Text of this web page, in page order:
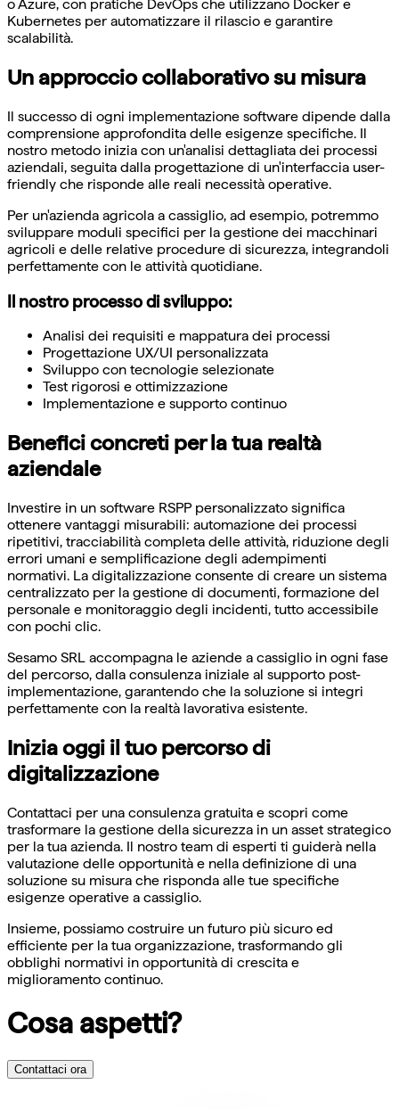
o Azure, con pratiche DevOps che utilizzano Docker e
Kubernetes per automatizzare il rilascio e garantire
scalabilità.
Un approccio collaborativo su misura
Il successo di ogni implementazione software dipende dalla
comprensione approfondita delle esigenze specifiche. Il
nostro metodo inizia con un'analisi dettagliata dei processi
aziendali, seguita dalla progettazione di un'interfaccia user-
friendly che risponde alle reali necessità operative.
Per un'azienda agricola a cassiglio, ad esempio, potremmo
sviluppare moduli specifici per la gestione dei macchinari
agricoli e delle relative procedure di sicurezza, integrandoli
perfettamente con le attività quotidiane.
Il nostro processo di sviluppo:
Analisi dei requisiti e mappatura dei processi
Progettazione UX/UI personalizzata
Sviluppo con tecnologie selezionate
Test rigorosi e ottimizzazione
Implementazione e supporto continuo
Benefici concreti per la tua realtà
aziendale
Investire in un software RSPP personalizzato significa
ottenere vantaggi misurabili: automazione dei processi
ripetitivi, tracciabilità completa delle attività, riduzione degli
errori umani e semplificazione degli adempimenti
normativi. La digitalizzazione consente di creare un sistema
centralizzato per la gestione di documenti, formazione del
personale e monitoraggio degli incidenti, tutto accessibile
con pochi clic.
Sesamo SRL accompagna le aziende a cassiglio in ogni fase
del percorso, dalla consulenza iniziale al supporto post-
implementazione, garantendo che la soluzione si integri
perfettamente con la realtà lavorativa esistente.
Inizia oggi il tuo percorso di
digitalizzazione
Contattaci per una consulenza gratuita e scopri come
trasformare la gestione della sicurezza in un asset strategico
per la tua azienda. Il nostro team di esperti ti guiderà nella
valutazione delle opportunità e nella definizione di una
soluzione su misura che risponda alle tue specifiche
esigenze operative a cassiglio.
Insieme, possiamo costruire un futuro più sicuro ed
efficiente per la tua organizzazione, trasformando gli
obblighi normativi in opportunità di crescita e
miglioramento continuo.
Cosa aspetti?
Contattaci ora